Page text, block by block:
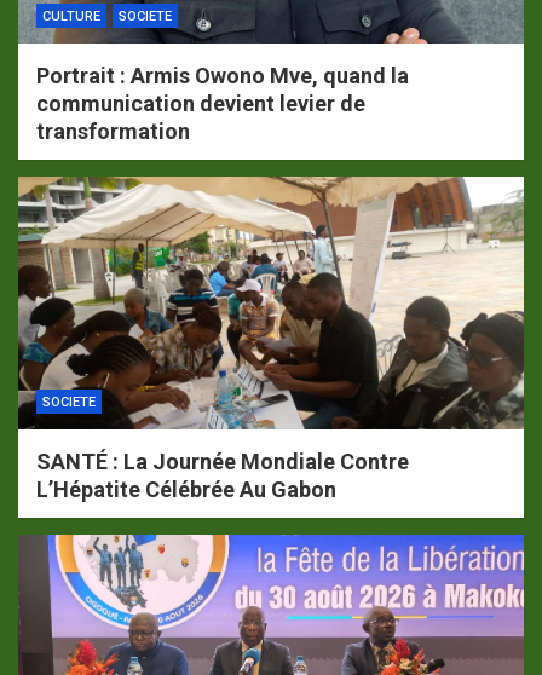
CULTURE SOCIETE
Portrait : Armis Owono Mve, quand la
communication devient levier de
transformation
SOCIETE
SANTÉ : La Journée Mondiale Contre
L’Hépatite Célébrée Au Gabon